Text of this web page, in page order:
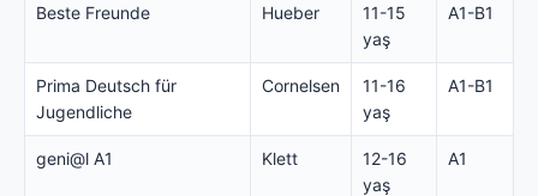
Beste Freunde Hueber
11-15
yaş
A1-B1
Prima Deutsch für
Jugendliche
Cornelsen
11-16
yaş
A1-B1
geni@l A1 Klett
12-16
yaş
A1